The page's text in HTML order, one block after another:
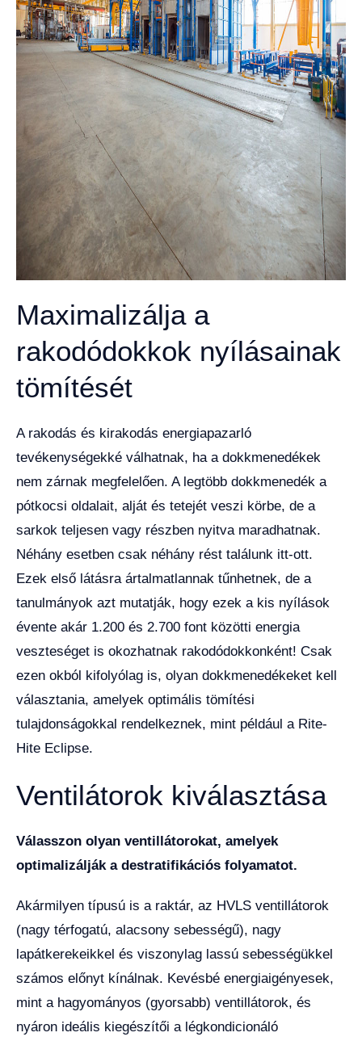
Maximalizálja a
rakodódokkok nyílásainak
tömítését
A rakodás és kirakodás energiapazarló
tevékenységekké válhatnak, ha a dokkmenedékek
nem zárnak megfelelően. A legtöbb dokkmenedék a
pótkocsi oldalait, alját és tetejét veszi körbe, de a
sarkok teljesen vagy részben nyitva maradhatnak.
Néhány esetben csak néhány rést találunk itt-ott.
Ezek első látásra ártalmatlannak tűnhetnek, de a
tanulmányok azt mutatják, hogy ezek a kis nyílások
évente akár 1.200 és 2.700 font közötti energia
veszteséget is okozhatnak rakodódokkonként! Csak
ezen okból kifolyólag is, olyan dokkmenedékeket kell
választania, amelyek optimális tömítési
tulajdonságokkal rendelkeznek, mint például a Rite-
Hite Eclipse.
Ventilátorok kiválasztása
Válasszon olyan ventillátorokat, amelyek
optimalizálják a destratifikációs folyamatot.
Akármilyen típusú is a raktár, az HVLS ventillátorok
(nagy térfogatú, alacsony sebességű), nagy
lapátkerekeikkel és viszonylag lassú sebességükkel
számos előnyt kínálnak. Kevésbé energiaigényesek,
mint a hagyományos (gyorsabb) ventillátorok, és
nyáron ideális kiegészítői a légkondicionáló